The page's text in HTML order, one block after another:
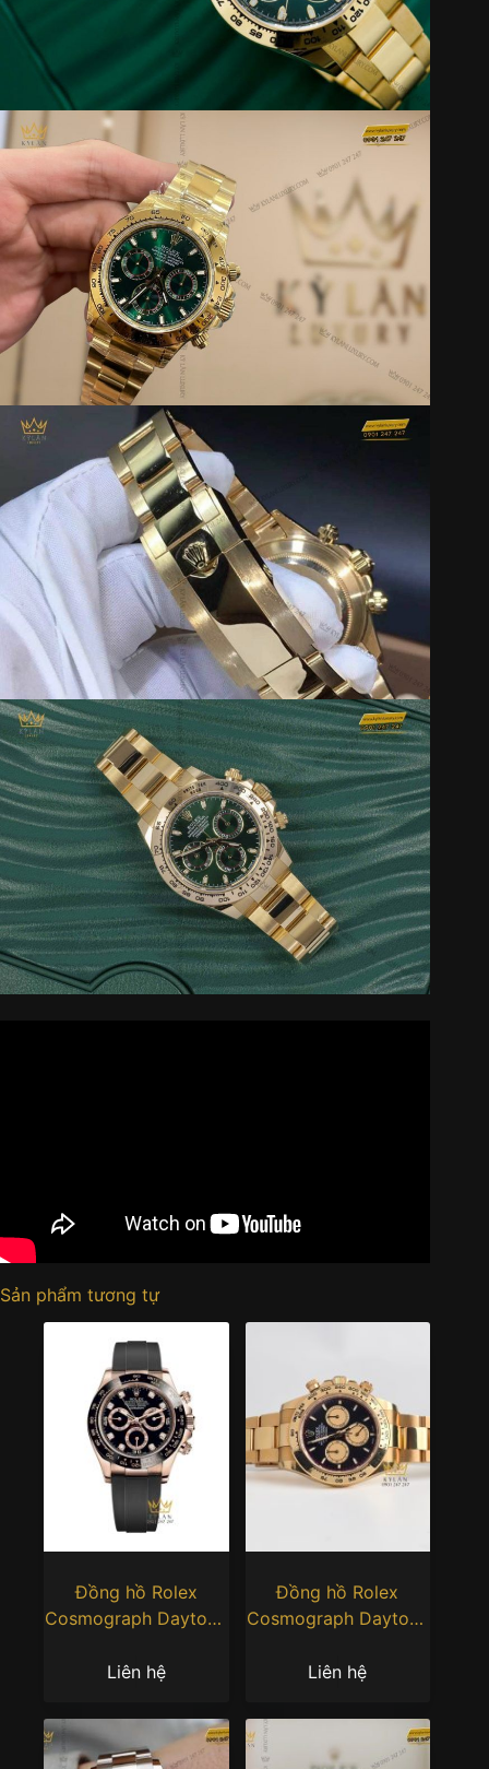
Sản phẩm tương tự
Đồng hồ Rolex
Cosmograph Daytona
116515LN-0057
Liên hệ
Đồng hồ Rolex
Cosmograph Daytona
đen vàng Champagne
Liên hệ